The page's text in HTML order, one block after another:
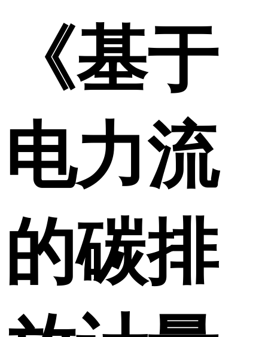
《基于
电力流
的碳排